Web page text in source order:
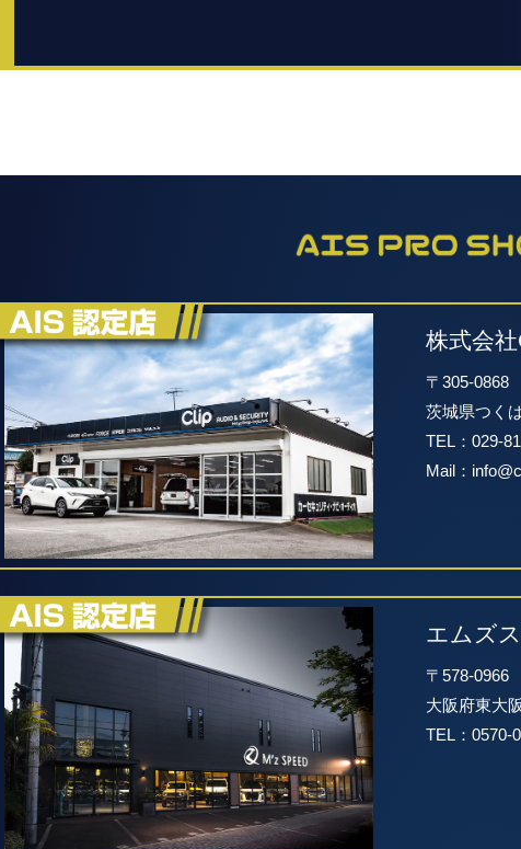
株式会
〒305-0868
茨城県つく
TEL：029-
Mail：
エムズ
〒578-0966
大阪府東大
TEL：0570-